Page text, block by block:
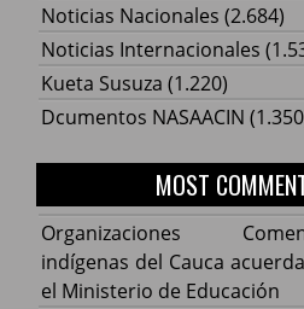
Noticias Nacionales (2.684)
Noticias Internacionales
Kueta Susuza (1.220)
Dcumentos NASAACIN
MOST
Organizaciones
indígenas del Cauca
el Ministerio de Educación